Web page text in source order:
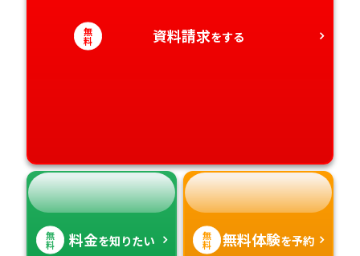
無
料 資料請求をする
無
料 料金を知りたい 無
料 無料体験を予約